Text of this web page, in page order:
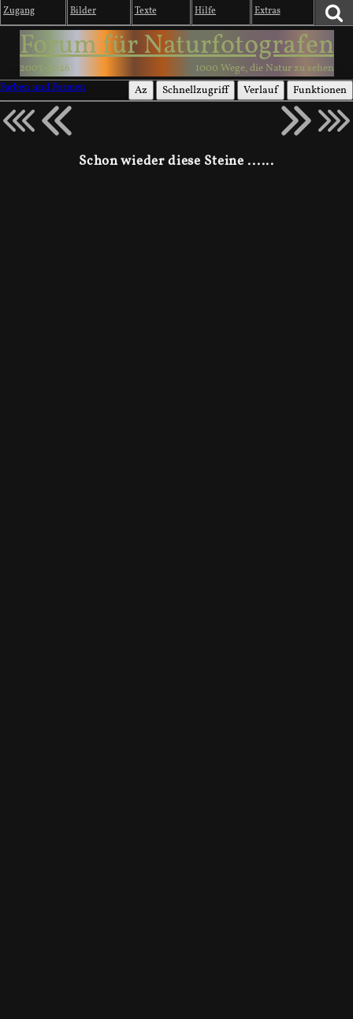
Zugang Bilder Texte Hilfe Extras
Forum für Naturfotografen
2003-2026
1000 Wege, die Natur zu sehen
Farben und Formen
Az Schnellzugriff Verlauf Funktionen
Schon wieder diese Steine ......